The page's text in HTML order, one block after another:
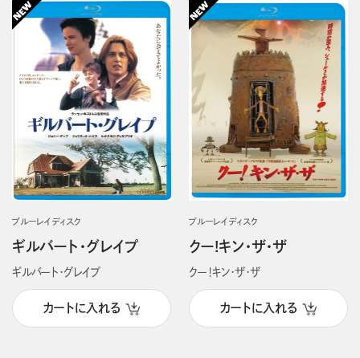
ブルーレイディスク
ギルバート・グレイプ
ギルバート・グレイプ
カートに入れる
ブルーレイディスク
クー!キン・ザ・ザ
クー！キン・ザ・ザ
カートに入れる